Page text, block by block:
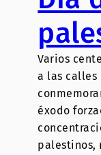
Varios
a las calles
éxodo
palestinos,